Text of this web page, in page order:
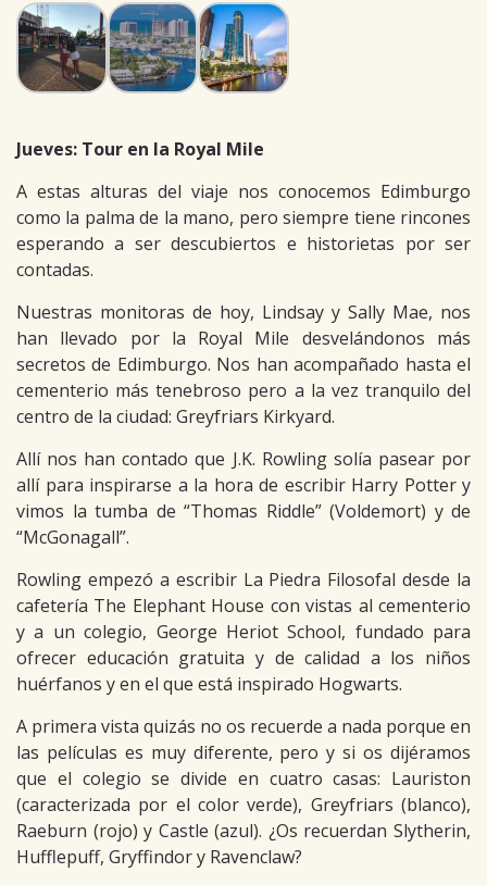
Jueves: Tour en la Royal Mile
A estas alturas del viaje nos conocemos Edimburgo
como la palma de la mano, pero siempre tiene rincones
esperando a ser descubiertos e historietas por ser
contadas.
Nuestras monitoras de hoy, Lindsay y Sally Mae, nos
han llevado por la Royal Mile desvelándonos más
secretos de Edimburgo. Nos han acompañado hasta el
cementerio más tenebroso pero a la vez tranquilo del
centro de la ciudad: Greyfriars Kirkyard.
Allí nos han contado que J.K. Rowling solía pasear por
allí para inspirarse a la hora de escribir Harry Potter y
vimos la tumba de “Thomas Riddle” (Voldemort) y de
“McGonagall”.
Rowling empezó a escribir La Piedra Filosofal desde la
cafetería The Elephant House con vistas al cementerio
y a un colegio, George Heriot School, fundado para
ofrecer educación gratuita y de calidad a los niños
huérfanos y en el que está inspirado Hogwarts.
A primera vista quizás no os recuerde a nada porque en
las películas es muy diferente, pero y si os dijéramos
que el colegio se divide en cuatro casas: Lauriston
(caracterizada por el color verde), Greyfriars (blanco),
Raeburn (rojo) y Castle (azul). ¿Os recuerdan Slytherin,
Hufflepuff, Gryffindor y Ravenclaw?